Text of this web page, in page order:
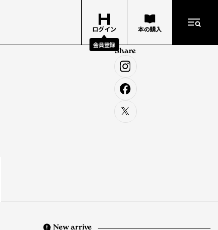
ログイン
会員登録
本の購入
Share